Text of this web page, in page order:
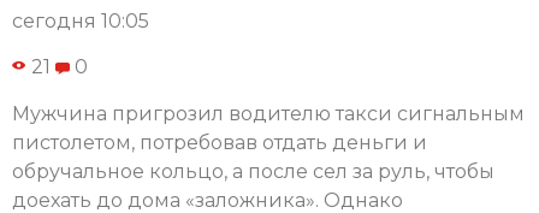
сегодня 10:05
21 0
Мужчина пригрозил водителю такси сигнальным
пистолетом, потребовав отдать деньги и
обручальное кольцо, а после сел за руль, чтобы
доехать до дома «заложника». Однако